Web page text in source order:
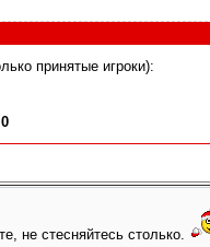
принятые игроки):
0